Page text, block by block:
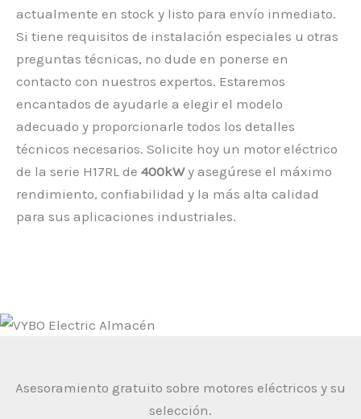
actualmente en stock y listo para envío inmediato.
Si tiene requisitos de instalación especiales u otras
preguntas técnicas, no dude en ponerse en
contacto con nuestros expertos. Estaremos
encantados de ayudarle a elegir el modelo
adecuado y proporcionarle todos los detalles
técnicos necesarios. Solicite hoy un motor eléctrico
de la serie H17RL de 400kWy asegúrese el máximo
rendimiento, confiabilidad y la más alta calidad
para sus aplicaciones industriales.
Asesoramiento gratuito sobre motores eléctricos y su
selección.